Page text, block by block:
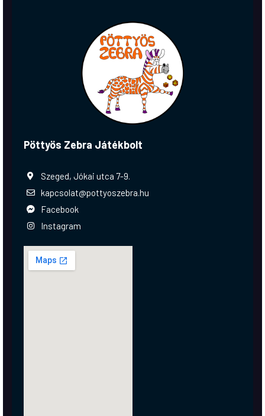
Pöttyös Zebra Játékbolt
Szeged, Jókai utca 7-9.
kapcsolat@pottyoszebra.hu
Facebook
Instagram